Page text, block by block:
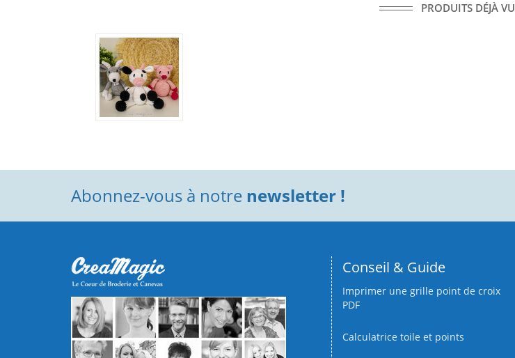
PRODUITS DÉJÀ VU
Abonnez-vous à notre newsletter !
Conseil & Guide
Imprimer une grille point de croix
PDF
Calculatrice toile et points